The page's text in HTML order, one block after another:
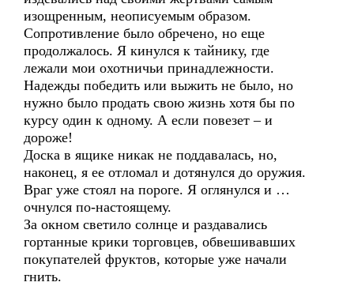
изощренным, неописуемым образом.
Сопротивление было обречено, но еще
продолжалось. Я кинулся к тайнику, где
лежали мои охотничьи принадлежности.
Надежды победить или выжить не было, но
нужно было продать свою жизнь хотя бы по
курсу один к одному. А если повезет – и
дороже!
Доска в ящике никак не поддавалась, но,
наконец, я ее отломал и дотянулся до оружия.
Враг уже стоял на пороге. Я оглянулся и …
очнулся по-настоящему.
За окном светило солнце и раздавались
гортанные крики торговцев, обвешивавших
покупателей фруктов, которые уже начали
гнить.